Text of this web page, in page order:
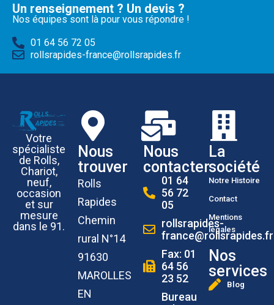
Un renseignement ? Un devis ?
Nos équipes sont là pour vous répondre !
01 64 56 72 05
rollsrapides-france@rollsrapides.fr
Votre
spécialiste
de Rolls,
Chariot,
neuf,
occasion
et sur
mesure
dans le 91.
Nous
trouver
Rolls
Rapides
Chemin
rural N°14
91630
MAROLLES
EN
Nous
contacter
01 64
56 72
05
rollsrapides-
france@rollsrapides.fr
Fax: 01
64 56
23 52
Bureau
La
société
Notre Histoire
Contact
Mentions
légales
Nos
services
Blog